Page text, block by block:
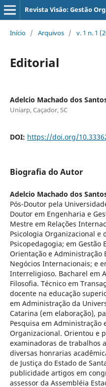
Revista Visão: Gestão
Início / Arquivos / v. 1 n. 1
Editorial
Adelcio Machado dos
Uniarp, Caçador, SC
DOI: https://doi.org/
Biografia do Autor
Adelcio Machado dos
Pós-Doutor pela
Doutor em Engenharia e
Mestre em Relações
Psicologia Organizacional e
Psicopedagogia; em Gestão
Orientação e Administração
Negócios Internacionais; e
Interreligioso. Bacharel em
Filosofia. Técnico em
docente na educação
em Administração da
Catarina (em elaboração),
Pesquisa em Administração
Organizacional. Orientou e
examinadoras de trabalhos
diversas honrarias
de Justiça do Estado de
publicidade artigos em
assessor da Assembléia